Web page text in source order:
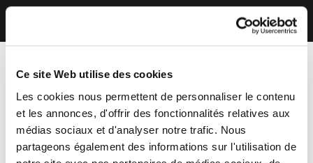
Ce site Web utilise des cookies
Les cookies nous permettent de personnaliser le contenu
et les annonces, d'offrir des fonctionnalités relatives aux
médias sociaux et d'analyser notre trafic. Nous
partageons également des informations sur l'utilisation de